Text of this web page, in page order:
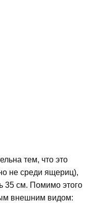
тем, что это
не среди ящериц),
35 см. Помимо этого
внешним видом: